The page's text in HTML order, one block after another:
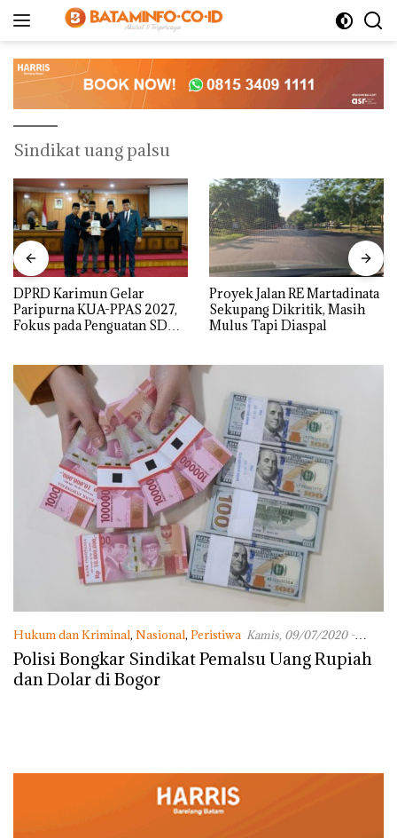
Sindikat uang palsu
DPRD Karimun Gelar
Paripurna KUA-PPAS 2027,
Fokus pada Penguatan SDM,
Proyek Jalan RE Martadinata
Sekupang Dikritik, Masih
Mulus Tapi Diaspal
Hukum dan Kriminal, Nasional, Peristiwa Kamis, 09/07/2020 -
09:05 WIB
Polisi Bongkar Sindikat Pemalsu Uang Rupiah
dan Dolar di Bogor